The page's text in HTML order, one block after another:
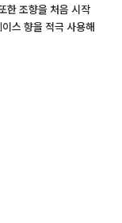
한 조향을 처음 시작
스 향을 적극 사용해